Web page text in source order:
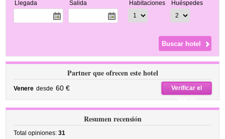
Llegada Salida Habitaciones Huéspedes
Partner que ofrecen este hotel
Venere desde 60 €
Verificar el
precio
Resumen recensión
Total opiniones:31